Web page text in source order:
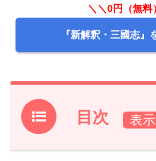
＼＼0円（無
『新解釈・三國志』
目次
1.映画『新解釈・三國志』